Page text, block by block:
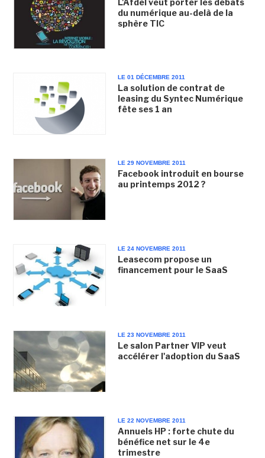
du numérique au-delà de la
sphère TIC
LE 01 DÉCEMBRE 2011
La solution de contrat de
leasing du Syntec Numérique
fête ses 1 an
LE 29 NOVEMBRE 2011
Facebook introduit en bourse
au printemps 2012 ?
LE 24 NOVEMBRE 2011
Leasecom propose un
financement pour le SaaS
LE 23 NOVEMBRE 2011
Le salon Partner VIP veut
accélérer l'adoption du SaaS
LE 22 NOVEMBRE 2011
Annuels HP : forte chute du
bénéfice net sur le 4e
trimestre